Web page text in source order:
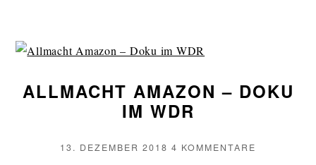
ALLMACHT AMAZON – DOKU
IM WDR
VERÖFFENTLICHT
13. DEZEMBER 2018 4 KOMMENTARE